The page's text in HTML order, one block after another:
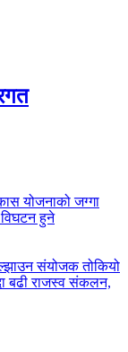
योजनाको जग्गा
विघटन हुने
संयोजक तोकियो
बढी राजस्व संकलन,